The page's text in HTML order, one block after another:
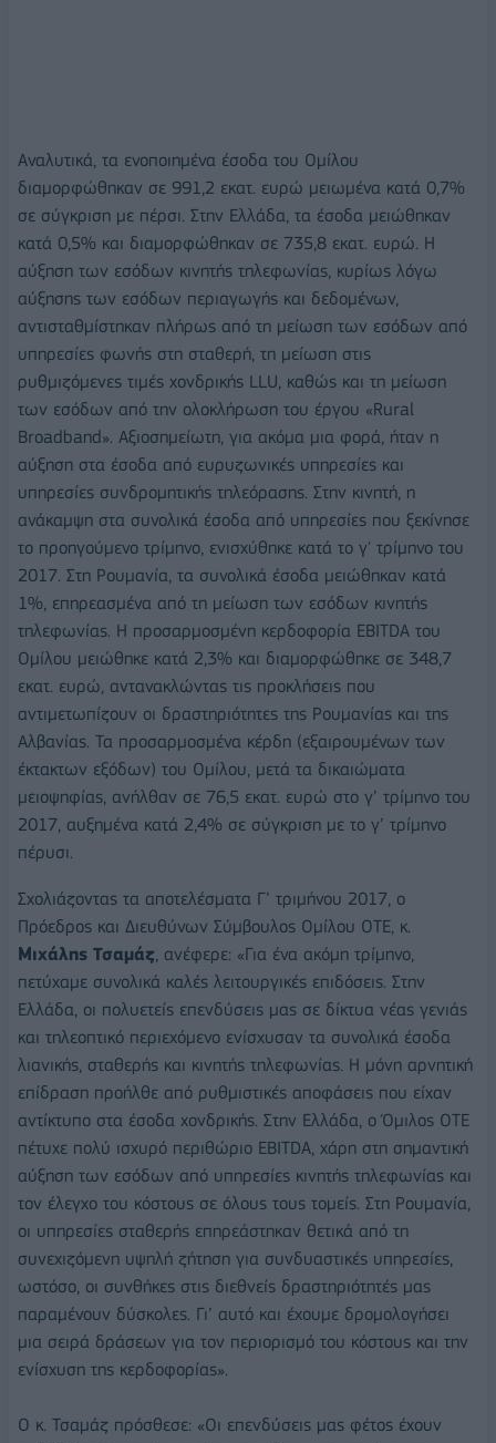
Αναλυτικά, τα ενοποιημένα έσοδα του Ομίλου
διαμορφώθηκαν σε 991,2 εκατ. ευρώ μειωμένα κατά 0,7%
σε σύγκριση με πέρσι. Στην Ελλάδα, τα έσοδα μειώθηκαν
κατά 0,5% και διαμορφώθηκαν σε 735,8 εκατ. ευρώ. Η
αύξηση των εσόδων κινητής τηλεφωνίας, κυρίως λόγω
αύξησης των εσόδων περιαγωγής και δεδομένων,
αντισταθμίστηκαν πλήρως από τη μείωση των εσόδων από
υπηρεσίες φωνής στη σταθερή, τη μείωση στις
ρυθμιζόμενες τιμές χονδρικής LLU, καθώς και τη μείωση
των εσόδων από την ολοκλήρωση του έργου «Rural
Broadband». Αξιοσημείωτη, για ακόμα μια φορά, ήταν η
αύξηση στα έσοδα από ευρυζωνικές υπηρεσίες και
υπηρεσίες συνδρομητικής τηλεόρασης. Στην κινητή, η
ανάκαμψη στα συνολικά έσοδα από υπηρεσίες που ξεκίνησε
το προηγούμενο τρίμηνο, ενισχύθηκε κατά το γ' τρίμηνο του
2017. Στη Ρουμανία, τα συνολικά έσοδα μειώθηκαν κατά
1%, επηρεασμένα από τη μείωση των εσόδων κινητής
τηλεφωνίας. Η προσαρμοσμένη κερδοφορία EBITDA του
Ομίλου μειώθηκε κατά 2,3% και διαμορφώθηκε σε 348,7
εκατ. ευρώ, αντανακλώντας τις προκλήσεις που
αντιμετωπίζουν οι δραστηριότητες της Ρουμανίας και της
Αλβανίας. Τα προσαρμοσμένα κέρδη (εξαιρουμένων των
έκτακτων εξόδων) του Ομίλου, μετά τα δικαιώματα
μειοψηφίας, ανήλθαν σε 76,5 εκατ. ευρώ στο γ’ τρίμηνο του
2017, αυξημένα κατά 2,4% σε σύγκριση με το γ’ τρίμηνο
πέρυσι.
Σχολιάζοντας τα αποτελέσματα Γ’ τριμήνου 2017, ο
Πρόεδρος και Διευθύνων Σύμβουλος Ομίλου ΟΤΕ, κ.
Mιχάλης Τσαμάζ, ανέφερε: «Για ένα ακόμη τρίμηνο,
πετύχαμε συνολικά καλές λειτουργικές επιδόσεις. Στην
Ελλάδα, οι πολυετείς επενδύσεις μας σε δίκτυα νέας γενιάς
και τηλεοπτικό περιεχόμενο ενίσχυσαν τα συνολικά έσοδα
λιανικής, σταθερής και κινητής τηλεφωνίας. Η μόνη αρνητική
επίδραση προήλθε από ρυθμιστικές αποφάσεις που είχαν
αντίκτυπο στα έσοδα χονδρικής. Στην Ελλάδα, ο Όμιλος ΟΤΕ
πέτυχε πολύ ισχυρό περιθώριο EBITDA, χάρη στη σημαντική
αύξηση των εσόδων από υπηρεσίες κινητής τηλεφωνίας και
τον έλεγχο του κόστους σε όλους τους τομείς. Στη Ρουμανία,
οι υπηρεσίες σταθερής επηρεάστηκαν θετικά από τη
συνεχιζόμενη υψηλή ζήτηση για συνδυαστικές υπηρεσίες,
ωστόσο, οι συνθήκες στις διεθνείς δραστηριότητές μας
παραμένουν δύσκολες. Γι’ αυτό και έχουμε δρομολογήσει
μια σειρά δράσεων για τον περιορισμό του κόστους και την
ενίσχυση της κερδοφορίας».
Ο κ. Τσαμάζ πρόσθεσε: «Οι επενδύσεις μας φέτος έχουν